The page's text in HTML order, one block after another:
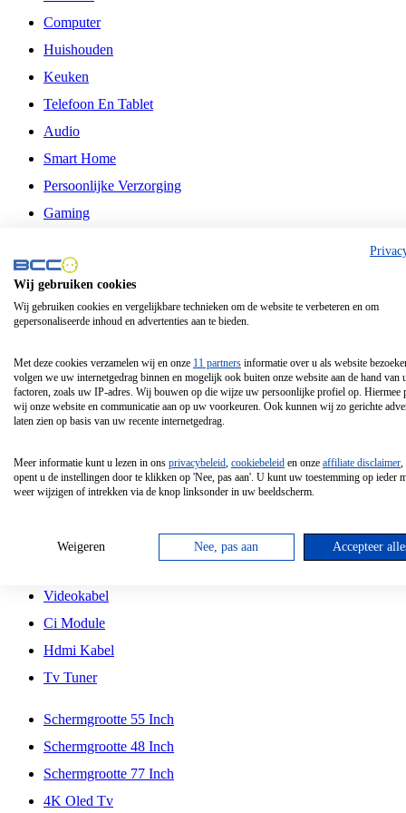
Computer
Huishouden
Keuken
Telefoon En Tablet
Audio
Smart Home
Persoonlijke Verzorging
Gaming
Philips
Schermgrootte 24 Inch
Schermgrootte 85 Inch
Schermgrootte 98 Inch
Tcl
Hd Led Tv
Antennekabel
Videokabel
Ci Module
Hdmi Kabel
Tv Tuner
Schermgrootte 55 Inch
Schermgrootte 48 Inch
Schermgrootte 77 Inch
4K Oled Tv
Wij gebruiken cookies
Wij gebruiken cookies en vergelijkbare technieken om de website te verbeteren en om
gepersonaliseerde inhoud en advertenties aan te bieden.
Met deze cookies verzamelen wij en onze 11 partners informatie over u als website
volgen we uw internetgedrag binnen en mogelijk ook buiten onze website aan de hand van
factoren, zoals uw IP-adres. Wij bouwen op die wijze uw persoonlijke profiel op. Hiermee
wij onze website en communicatie aan op uw voorkeuren. Ook kunnen wij zo gerichte
laten zien op basis van uw recente internetgedrag.
Meer informatie kunt u lezen in ons privacybeleid, cookiebeleid en onze affiliate disclaimer,
opent u de instellingen door te klikken op 'Nee, pas aan'. U kunt uw toestemming op ieder
weer wijzigen of intrekken via de knop linksonder in uw beeldscherm.
Weigeren Nee, pas aan Accepteer